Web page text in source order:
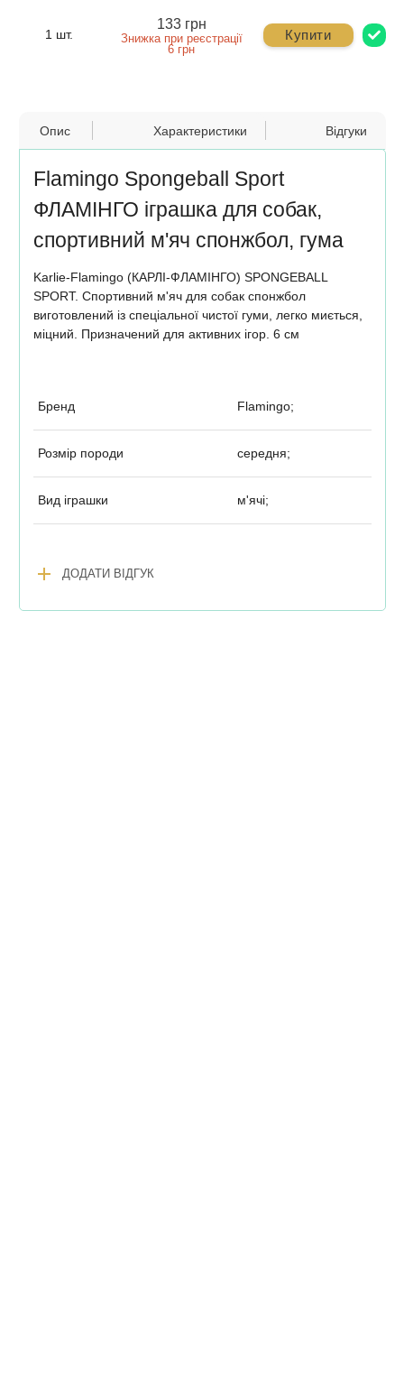
1 шт.
133 грн
Знижка при реєстрації
6 грн
Купити
Опис Характеристики Відгуки
Flamingo Spongeball Sport
ФЛАМІНГО іграшка для собак,
спортивний м'яч спонжбол, гума
Karlie-Flamingo (КАРЛІ-ФЛАМІНГО) SPONGEBALL
SPORT. Спортивний м'яч для собак спонжбол
виготовлений із спеціальної чистої гуми, легко миється,
міцний. Призначений для активних ігор. 6 см
Бренд Flamingo;
Розмір породи середня;
Вид іграшки м'ячі;
add ДОДАТИ ВІДГУК